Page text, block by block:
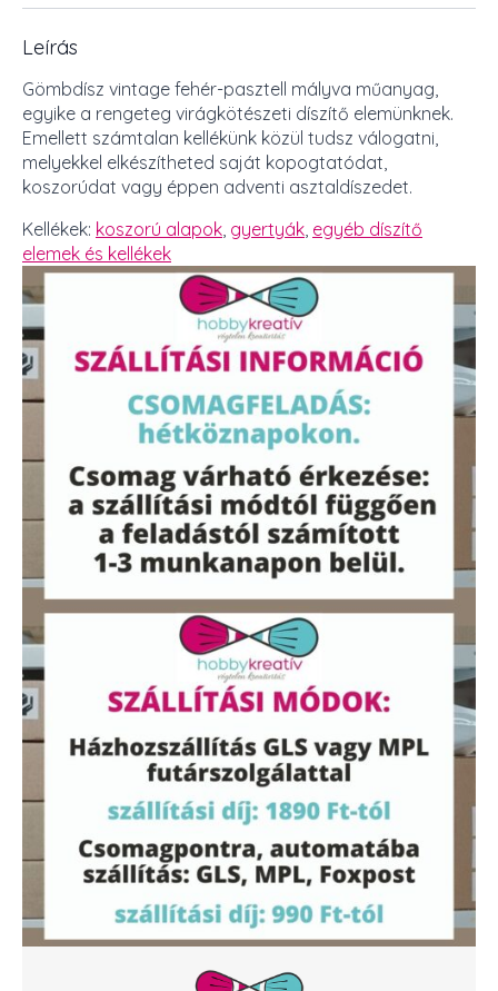
Leírás
Gömbdísz vintage fehér-pasztell mályva műanyag,
egyike a rengeteg virágkötészeti díszítő elemünknek.
Emellett számtalan kellékünk közül tudsz válogatni,
melyekkel elkészítheted saját kopogtatódat,
koszorúdat vagy éppen adventi asztaldíszedet.
Kellékek: koszorú alapok, gyertyák, egyéb díszítő
elemek és kellékek